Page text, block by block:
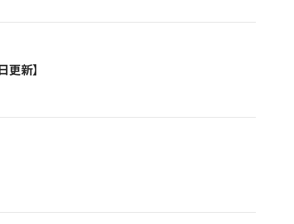
新】